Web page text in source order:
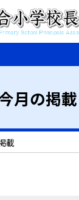
月の掲載
載